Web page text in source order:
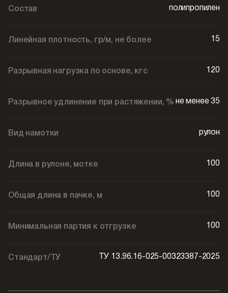
Состав полипропилен
Линейная плотность, гр/м, не более 15
Разрывная нагрузка по основе, кгс 120
Разрывное удлинение при растяжении, % не менее 35
Вид намотки рулон
Длина в рулоне, мотке 100
Общая длина в пачке, м 100
Минимальная партия к отгрузке 100
Стандарт/ТУ ТУ 13.96.16-025-00323387-2025